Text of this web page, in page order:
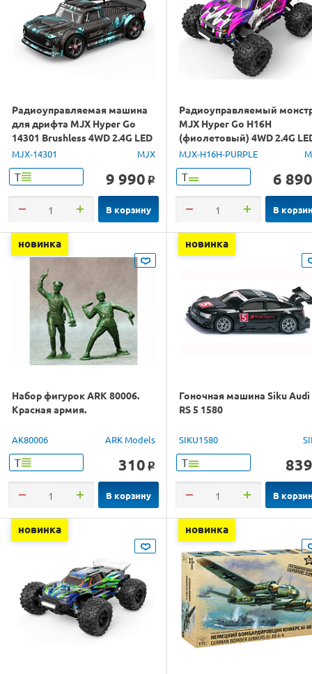
Радиоуправляемая машина
для дрифта MJX Hyper Go
14301 Brushless 4WD 2.4G LED
1/14 RTR
MJX-14301 MJX
Т 9 990 o
В корзину
Радиоуправляемый
MJX Hyper Go H16H
(фиолетовый) 4WD 2.4G
GPS 1/16 RTR
MJX-H16H-PURPLE
Т 6 890
В
новинка
Набор фигурок ARK 80006.
Красная армия.
AK80006 ARK Models
Т 310 o
В корзину
новинка
Гоночная машина Siku Audi
RS 5 1580
SIKU1580
Т 839
В
новинка новинка